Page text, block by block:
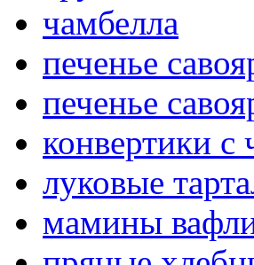
чамбелла
печенье
печенье
конвертики с
луковые
мамины